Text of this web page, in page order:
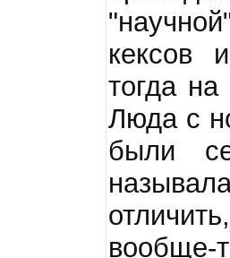
кексов
тогда
Люда с
были
вообще-